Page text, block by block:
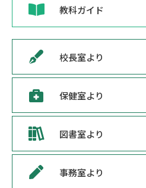
教科ガイド
校長室より
保健室より
図書室より
事務室より